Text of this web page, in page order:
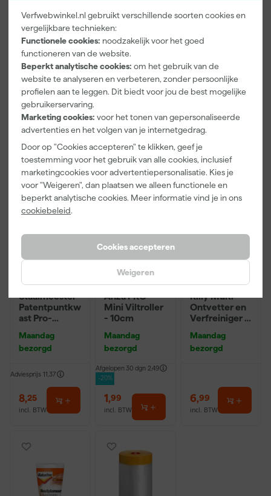
Verfwebwinkel.nl gebruikt verschillende soorten cookies en
vergelijkbare technieken:
Functionele cookies: noodzakelijk voor het goed
functioneren van de website.
Beperkt analytische cookies: om het gebruik van de
website te analyseren en verbeteren, zonder persoonlijke
profielen aan te leggen. Dit biedt voor jou de best mogelijke
gebruikerservaring.
Marketing cookies: voor het tonen van gepersonaliseerde
advertenties en het volgen van je internetgedrag.
Door op "Cookies accepteren" te klikken, geef je
toestemming voor het gebruik van alle cookies, inclusief
marketingcookies voor advertentiepersonalisatie. Kies je
voor "Weigeren", dan plaatsen we alleen functionele en
beperkt analytische cookies. Meer informatie vind je in ons
cookiebeleid.
Cookies accepteren
Weigeren
Kip Tape
3307-24
Smooth-Tec
Afplaktape
Buitengebruik
50m
Maandag
bezorgd
5,28
incl. BTW
Go!Paint Roll
And Go
Verfbak -
12cm Roller -
0,5L + 5
Maandag
bezorgd
3,99
incl. BTW
Schuurblok
m Sk 500
Maandag
bezorgd
1,39
incl. BTW
Onze Top 10
Staalmeester
Patentpuntkw
ast Pro-
10 (2cm)
Maandag
bezorgd
Adviesprijs 11,37
8,25
incl. BTW
Onze Top 10
Anza PRO
Mini Viltroller
- 10cm
Maandag
bezorgd
Afgelopen 30 dgn 2,49
-20%
1,99
incl. BTW
Onze Top 10
Rilly Multi
Ontvetter en
Verfreiniger –
Maandag
bezorgd
6,99
incl. BTW